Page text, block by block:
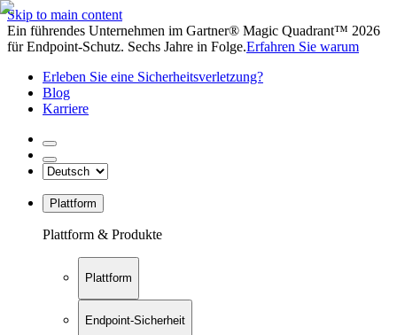
Skip to main content
Ein führendes Unternehmen im Gartner® Magic Quadrant™ 2026
für Endpoint-Schutz. Sechs Jahre in Folge.Erfahren Sie warum
Erleben Sie eine Sicherheitsverletzung?
Blog
Karriere
Plattform
Plattform & Produkte
Plattform
Endpoint-Sicherheit